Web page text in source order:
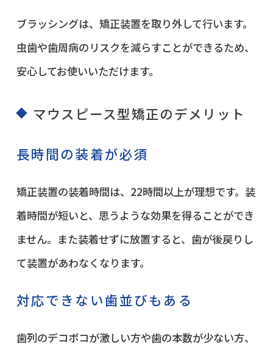
ブラッシングは、矯正装置を取り外して行います。
虫歯や歯周病のリスクを減らすことができるため、
安心してお使いいただけます。
マウスピース型矯正のデメリット
長時間の装着が必須
矯正装置の装着時間は、22時間以上が理想です。装
着時間が短いと、思うような効果を得ることができ
ません。また装着せずに放置すると、歯が後戻りし
て装置があわなくなります。
対応できない歯並びもある
歯列のデコボコが激しい方や歯の本数が少ない方、